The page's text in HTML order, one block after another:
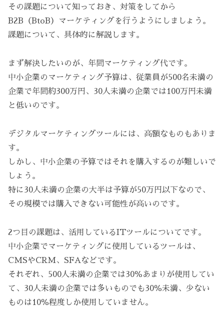
その課題について知っておき、対策をしてから
B2B（BtoB）マーケティングを行うようにしましょう。
課題について、具体的に解説します。
まず解決したいのが、年間マーケティング代です。
中小企業のマーケティング予算は、従業員が500名未満の
企業で年間約300万円、30人未満の企業では100万円未満
と低いのです。
デジタルマーケティングツールには、高額なものもありま
す。
しかし、中小企業の予算ではそれを購入するのが難しいで
しょう。
特に30人未満の企業の大半は予算が50万円以下なので、
その規模では購入できない可能性が高いのです。
2つ目の課題は、活用しているITツールについてです。
中小企業でマーケティングに使用しているツールは、
CMSやCRM、SFAなどです。
それぞれ、500人未満の企業では30％あまりが使用してい
て、30人未満の企業では多いものでも30％未満、少ない
ものは10％程度しか使用していません。